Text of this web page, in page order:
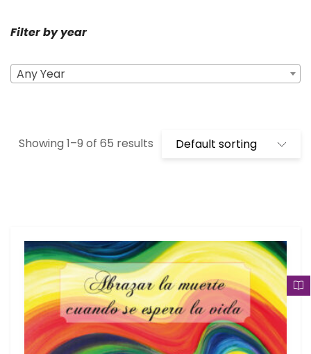
Filter by year
Any Year
Showing 1–9 of 65 results